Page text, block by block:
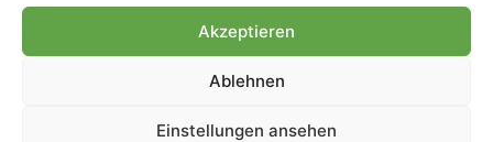
Akzeptieren
Ablehnen
Einstellungen ansehen
Weiterverarbeitung, auch
Genehmigung.